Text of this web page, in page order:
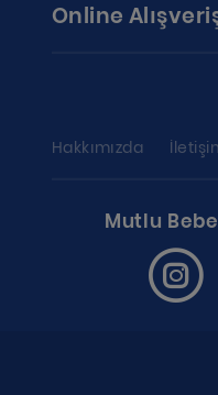
Online
Hakkımızda
Mutlu